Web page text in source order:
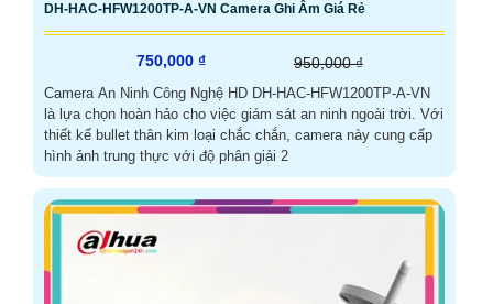
DH-HAC-HFW1200TP-A-VN Camera Ghi Âm Giá Rẻ
750,000 ₫ 950,000 ₫
Camera An Ninh Công Nghệ HD DH-HAC-HFW1200TP-A-VN
là lựa chọn hoàn hảo cho việc giám sát an ninh ngoài trời. Với
thiết kế bullet thân kim loại chắc chắn, camera này cung cấp
hình ảnh trung thực với độ phân giải 2